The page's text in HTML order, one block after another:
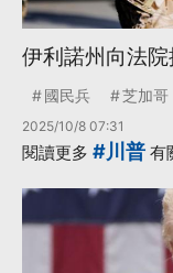
伊利諾州向法
國民兵 芝加哥
2025/10/8 07:31
閱讀更多 #川普 有